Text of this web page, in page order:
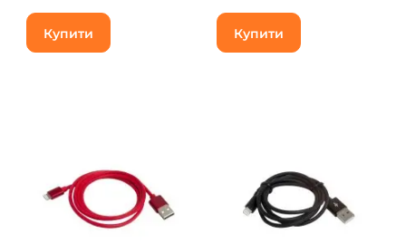
Купити Купити